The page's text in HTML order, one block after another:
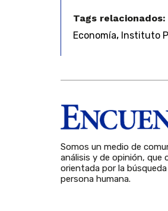
Tags relacionados:
Economía, Instituto
Somos un medio de
análisis y de opinión, que
orientada por la
persona humana.